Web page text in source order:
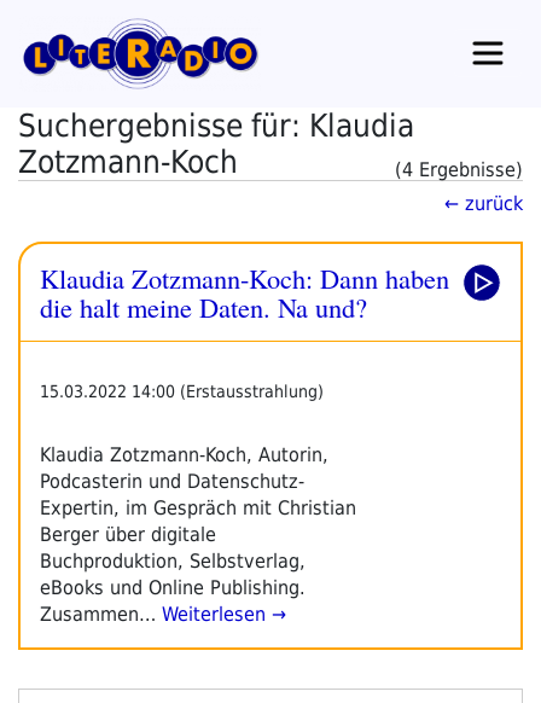
Inhalt
springen
Suchergebnisse für: Klaudia
Zotzmann-Koch
(4 Ergebnisse)
← zurück
Klaudia Zotzmann-Koch: Dann haben
die halt meine Daten. Na und?
15.03.2022 14:00 (Erstausstrahlung)
Klaudia Zotzmann-Koch, Autorin,
Podcasterin und Datenschutz-
Expertin, im Gespräch mit Christian
Berger über digitale
Buchproduktion, Selbstverlag,
eBooks und Online Publishing.
Zusammen… Weiterlesen →